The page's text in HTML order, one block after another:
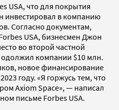
USA, что для покрытия
инвестировал в компанию
Согласно документам,
USA, бизнесмен Джон
во второй частной
компании $10 млн.
новое финансирование
году. «Я горжусь тем, что
Axiom Space», — написал
письме Forbes USA.